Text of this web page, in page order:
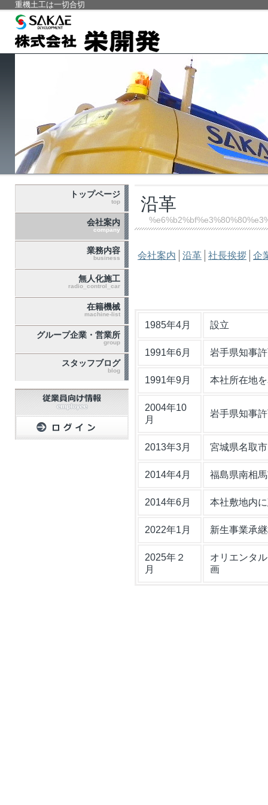
重機土工は一切合切
トップページ
top
会社案内
company
業務内容
business
無人化施工
radio_control_car
在籍機械
machine-list
グループ企業・営業所
group
スタッフブログ
blog
沿革
会社案内 沿革 社長挨拶 企
1985年4月 設立
1991年6月 岩手県知事
1991年9月 本社所在地
2004年10
月
岩手県知事
2013年3月 宮城県名取
2014年4月 福島県南相
2014年6月 本社敷地内
2022年1月 新生事業承
2025年２
月
オリエンタ
画